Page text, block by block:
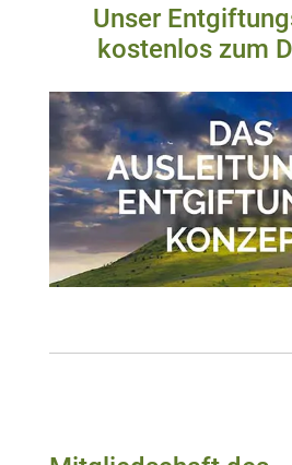
Unser
kostenlos zum